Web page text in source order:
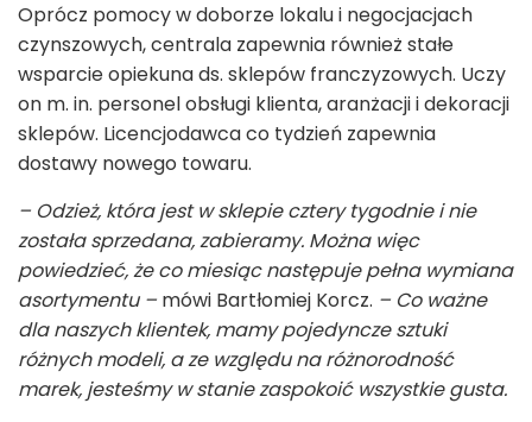
Oprócz pomocy w doborze lokalu i negocjacjach
czynszowych, centrala zapewnia również stałe
wsparcie opiekuna ds. sklepów franczyzowych. Uczy
on m. in. personel obsługi klienta, aranżacji i dekoracji
sklepów. Licencjodawca co tydzień zapewnia
dostawy nowego towaru.
– Odzież, która jest w sklepie cztery tygodnie i nie
została sprzedana, zabieramy. Można więc
powiedzieć, że co miesiąc następuje pełna wymiana
asortymentu – mówi Bartłomiej Korcz. – Co ważne
dla naszych klientek, mamy pojedyncze sztuki
różnych modeli, a ze względu na różnorodność
marek, jesteśmy w stanie zaspokoić wszystkie gusta.